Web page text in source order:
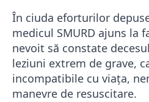
În ciuda eforturilor
medicul SMURD ajuns la
nevoit să constate
leziuni extrem de grave,
incompatibile cu viața,
manevre de resuscitare.